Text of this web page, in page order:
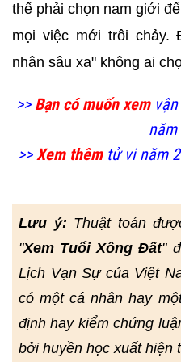
thế phải chọn nam giới
mọi việc mới trôi chảy.
nhân sâu xa" không ai
>> Bạn có muốn xemvận
>>Xem thêmtử vi năm
Lưu ý: Thuật toán
"Xem Tuổi Xông Đất"
Lịch Vạn Sự của Việt
có một cá nhân hay
định hay kiểm chứng
bởi huyền học xuất hiện